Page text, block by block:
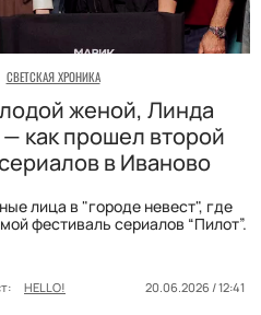
СВЕТСКАЯ ХРОНИКА
женой, Линда
как прошел второй
в Иваново
лица в "городе невест", где
фестиваль сериалов “Пилот”.
HELLO!
20.06.2026 / 12:41